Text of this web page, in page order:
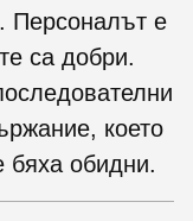
Персоналът е
са добри.
което
бяха обидни.